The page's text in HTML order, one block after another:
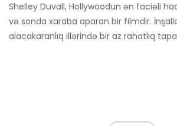
Shelley Duvall, Hollywoodun ən faciəli
və sonda xaraba aparan bir filmdir.
alacakaranlıq illərində bir az rahatlıq